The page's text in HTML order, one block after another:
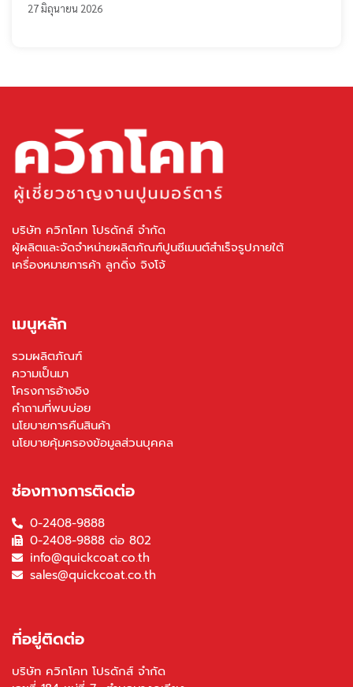
27 มิถุนายน 2026
บริษัท ควิกโคท โปรดักส์ จำกัด
ผู้ผลิตและจัดจำหน่ายผลิตภัณฑ์ปูนซีเมนต์สำเร็จรูปภายใต้
เครื่องหมายการค้า ลูกดิ่ง จิงโจ้
เมนูหลัก
รวมผลิตภัณฑ์
ความเป็นมา
โครงการอ้างอิง
คำถามที่พบบ่อย
นโยบายการคืนสินค้า
นโยบายคุ้มครองข้อมูลส่วนบุคคล
ช่องทางการติดต่อ
0-2408-9888
0-2408-9888 ต่อ 802
info@quickcoat.co.th
sales@quickcoat.co.th
ที่อยู่ติดต่อ
บริษัท ควิกโคท โปรดักส์ จำกัด